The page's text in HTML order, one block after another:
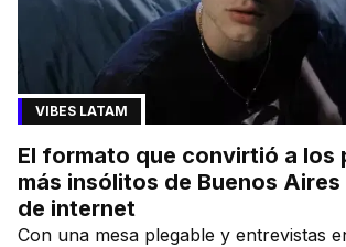
VIBES LATAM
El formato que convirtió a los
más insólitos de Buenos
de internet
Con una mesa plegable y entrevistas